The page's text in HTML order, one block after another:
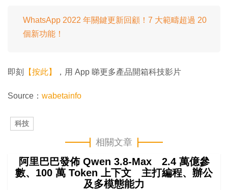
WhatsApp 2022 年關鍵更新回顧！7 大範疇超過 20
個新功能！
即刻 【按此】 ，用 App 睇更多產品開箱科技影片
Source： wabetainfo
科技
相關文章
阿里巴巴發佈 Qwen 3.8-Max 2.4 萬億參
數、100 萬 Token 上下文 主打編程、辦公
及多模態能力